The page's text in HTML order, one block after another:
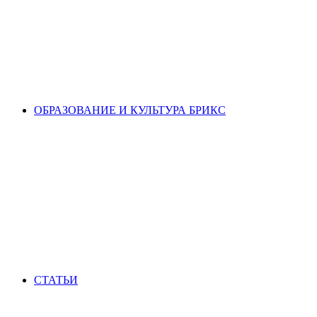
ОБРАЗОВАНИЕ И КУЛЬТУРА БРИКС
СТАТЬИ